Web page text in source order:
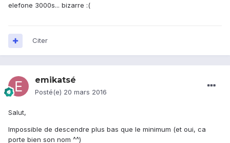
elefone 3000s... bizarre :(
Citer
emikatsé
Posté(e) 20 mars 2016
Salut,
Impossible de descendre plus bas que le minimum (et oui, ca
porte bien son nom ^^)